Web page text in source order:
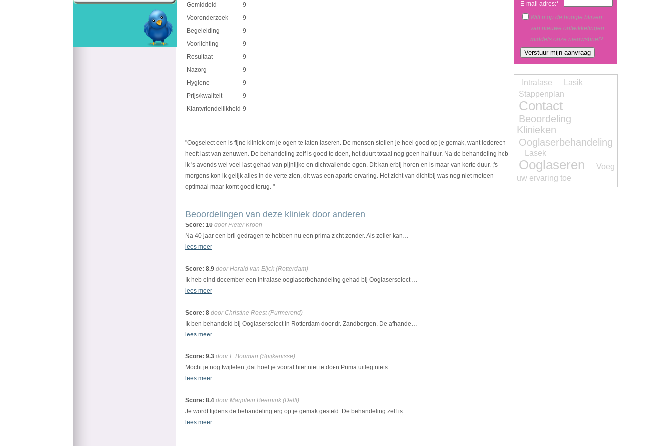
Gemiddeld
9
Vooronderzoek
9
Begeleiding
9
Voorlichting
9
Resultaat
9
Nazorg
9
Hygiene
9
Prijs/kwaliteit
9
Klantvriendelijkheid 9
"Oogselect een is fijne kliniek om je ogen te laten laseren. De mensen stellen je heel goed op je gemak, want iedereen
heeft last van zenuwen. De behandeling zelf is goed te doen, het duurt totaal nog geen half uur. Na de behandeling heb
ik 's avonds wel veel last gehad van pijnlijke en dichtvallende ogen. Dit kan erbij horen en is maar van korte duur. ;'s
morgens kon ik gelijk alles in de verte zien, dit was een aparte ervaring. Het zicht van dichtbij was nog niet meteen
optimaal maar komt goed terug. "
Beoordelingen van deze kliniek door anderen
Score: 10 door Pieter Kroon
Na 40 jaar een bril gedragen te hebben nu een prima zicht zonder. Als zeiler kan…
lees meer
Score: 8.9 door Harald van Eijck (Rotterdam)
Ik heb eind december een intralase ooglaserbehandeling gehad bij Ooglaserselect …
lees meer
Score: 8 door Christine Roest (Purmerend)
Ik ben behandeld bij Ooglaserselect in Rotterdam door dr. Zandbergen. De afhande…
lees meer
Score: 9.3 door E.Bouman (Spijkenisse)
Mocht je nog twijfelen ,dat hoef je vooral hier niet te doen.Prima uitleg niets …
lees meer
Score: 8.4 door Marjolein Beernink (Delft)
Je wordt tijdens de behandeling erg op je gemak gesteld. De behandeling zelf is …
lees meer
E-mail adres:*
Wilt u op de hoogte blijven
van nieuwe ontwikkelingen
middels onze nieuwsbrief?
Intralase
Lasik
Stappenplan
Contact
Beoordeling
Klinieken
Ooglaserbehandeling
Lasek
Ooglaseren
Voeg
uw ervaring toe